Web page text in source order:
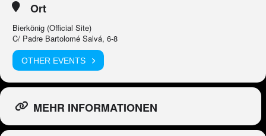
Ort
Bierkönig (Official Site)
C/ Padre Bartolomé Salvá, 6-8
OTHER EVENTS
MEHR INFORMATIONEN